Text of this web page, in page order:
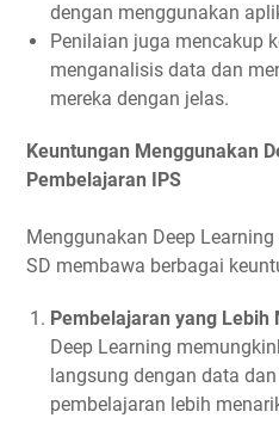
dengan menggunakan
Penilaian juga mencakup
menganalisis data dan
mereka dengan jelas.
Keuntungan Menggunakan
Pembelajaran IPS
Menggunakan Deep
SD membawa berbagai
Pembelajaran yang
Deep Learning
langsung dengan data
pembelajaran lebih